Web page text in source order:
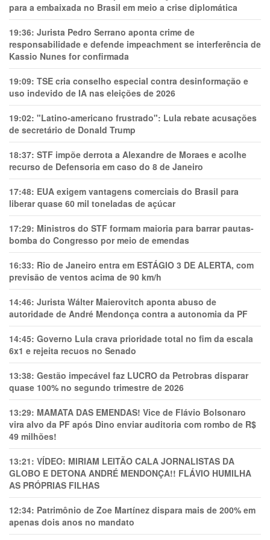
para a embaixada no Brasil em meio a crise diplomática
19:36: Jurista Pedro Serrano aponta crime de
responsabilidade e defende impeachment se interferência de
Kassio Nunes for confirmada
19:09: TSE cria conselho especial contra desinformação e
uso indevido de IA nas eleições de 2026
19:02: "Latino-americano frustrado": Lula rebate acusações
de secretário de Donald Trump
18:37: STF impõe derrota a Alexandre de Moraes e acolhe
recurso de Defensoria em caso do 8 de Janeiro
17:48: EUA exigem vantagens comerciais do Brasil para
liberar quase 60 mil toneladas de açúcar
17:29: Ministros do STF formam maioria para barrar pautas-
bomba do Congresso por meio de emendas
16:33: Rio de Janeiro entra em ESTÁGIO 3 DE ALERTA, com
previsão de ventos acima de 90 km/h
14:46: Jurista Wálter Maierovitch aponta abuso de
autoridade de André Mendonça contra a autonomia da PF
14:45: Governo Lula crava prioridade total no fim da escala
6x1 e rejeita recuos no Senado
13:38: Gestão impecável faz LUCRO da Petrobras disparar
quase 100% no segundo trimestre de 2026
13:29: MAMATA DAS EMENDAS! Vice de Flávio Bolsonaro
vira alvo da PF após Dino enviar auditoria com rombo de R$
49 milhões!
13:21: VÍDEO: MIRIAM LEITÃO CALA JORNALISTAS DA
GLOBO E DETONA ANDRÉ MENDONÇA!! FLÁVIO HUMILHA
AS PRÓPRIAS FILHAS
12:34: Patrimônio de Zoe Martínez dispara mais de 200% em
apenas dois anos no mandato